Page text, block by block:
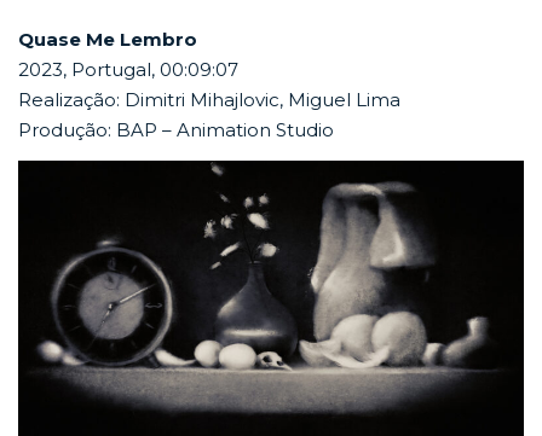
Quase Me Lembro
2023, Portugal, 00:09:07
Realização: Dimitri Mihajlovic, Miguel Lima
Produção: BAP – Animation Studio